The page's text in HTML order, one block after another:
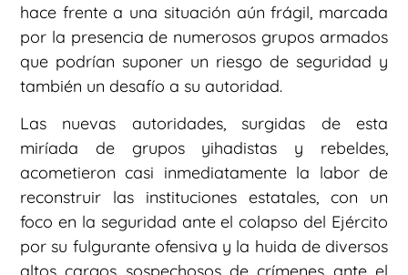
hace frente a una situación aún frágil, marcada
por la presencia de numerosos grupos armados
que podrían suponer un riesgo de seguridad y
también un desafío a su autoridad.
Las nuevas autoridades, surgidas de esta
miríada de grupos yihadistas y rebeldes,
acometieron casi inmediatamente la labor de
reconstruir las instituciones estatales, con un
foco en la seguridad ante el colapso del Ejército
por su fulgurante ofensiva y la huida de diversos